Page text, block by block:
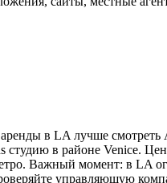
в LA лучше
студию в районе Venice.
Важный момент: в LA
управляющую